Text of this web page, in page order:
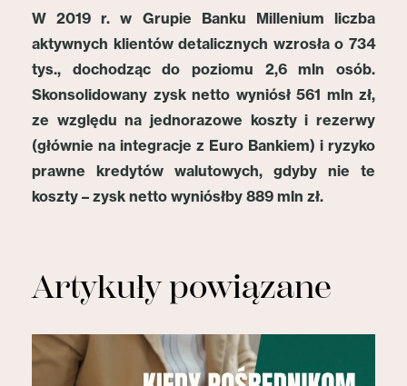
W 2019 r. w Grupie Banku Millenium liczba
aktywnych klientów detalicznych wzrosła o 734
tys., dochodząc do poziomu 2,6 mln osób.
Skonsolidowany zysk netto wyniósł 561 mln zł,
ze względu na jednorazowe koszty i rezerwy
(głównie na integracje z Euro Bankiem) i ryzyko
prawne kredytów walutowych, gdyby nie te
koszty – zysk netto wyniósłby 889 mln zł.
Artykuły powiązane